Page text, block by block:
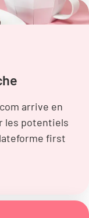
arrive en
les potentiels
first